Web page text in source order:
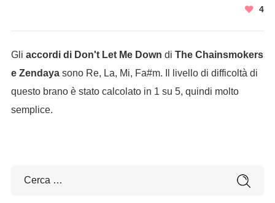
4
Gli accordi di Don't Let Me Down di The Chainsmokers
e Zendayasono Re, La, Mi, Fa#m. Il livello di difficoltà di
questo brano è stato calcolato in 1 su 5, quindi molto
semplice.